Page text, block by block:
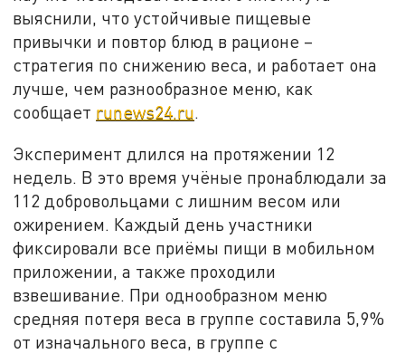
выяснили, что устойчивые пищевые
привычки и повтор блюд в рационе –
стратегия по снижению веса, и работает она
лучше, чем разнообразное меню, как
сообщает runews24.ru.
Эксперимент длился на протяжении 12
недель. В это время учёные пронаблюдали за
112 добровольцами с лишним весом или
ожирением. Каждый день участники
фиксировали все приёмы пищи в мобильном
приложении, а также проходили
взвешивание. При однообразном меню
средняя потеря веса в группе составила 5,9%
от изначального веса, в группе с